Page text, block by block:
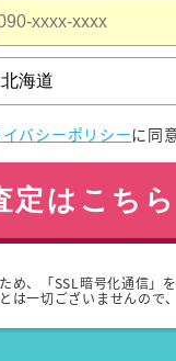
バシーポリシーに同
定はこちら
め、「SSL暗号化通信」
は一切ございませんので